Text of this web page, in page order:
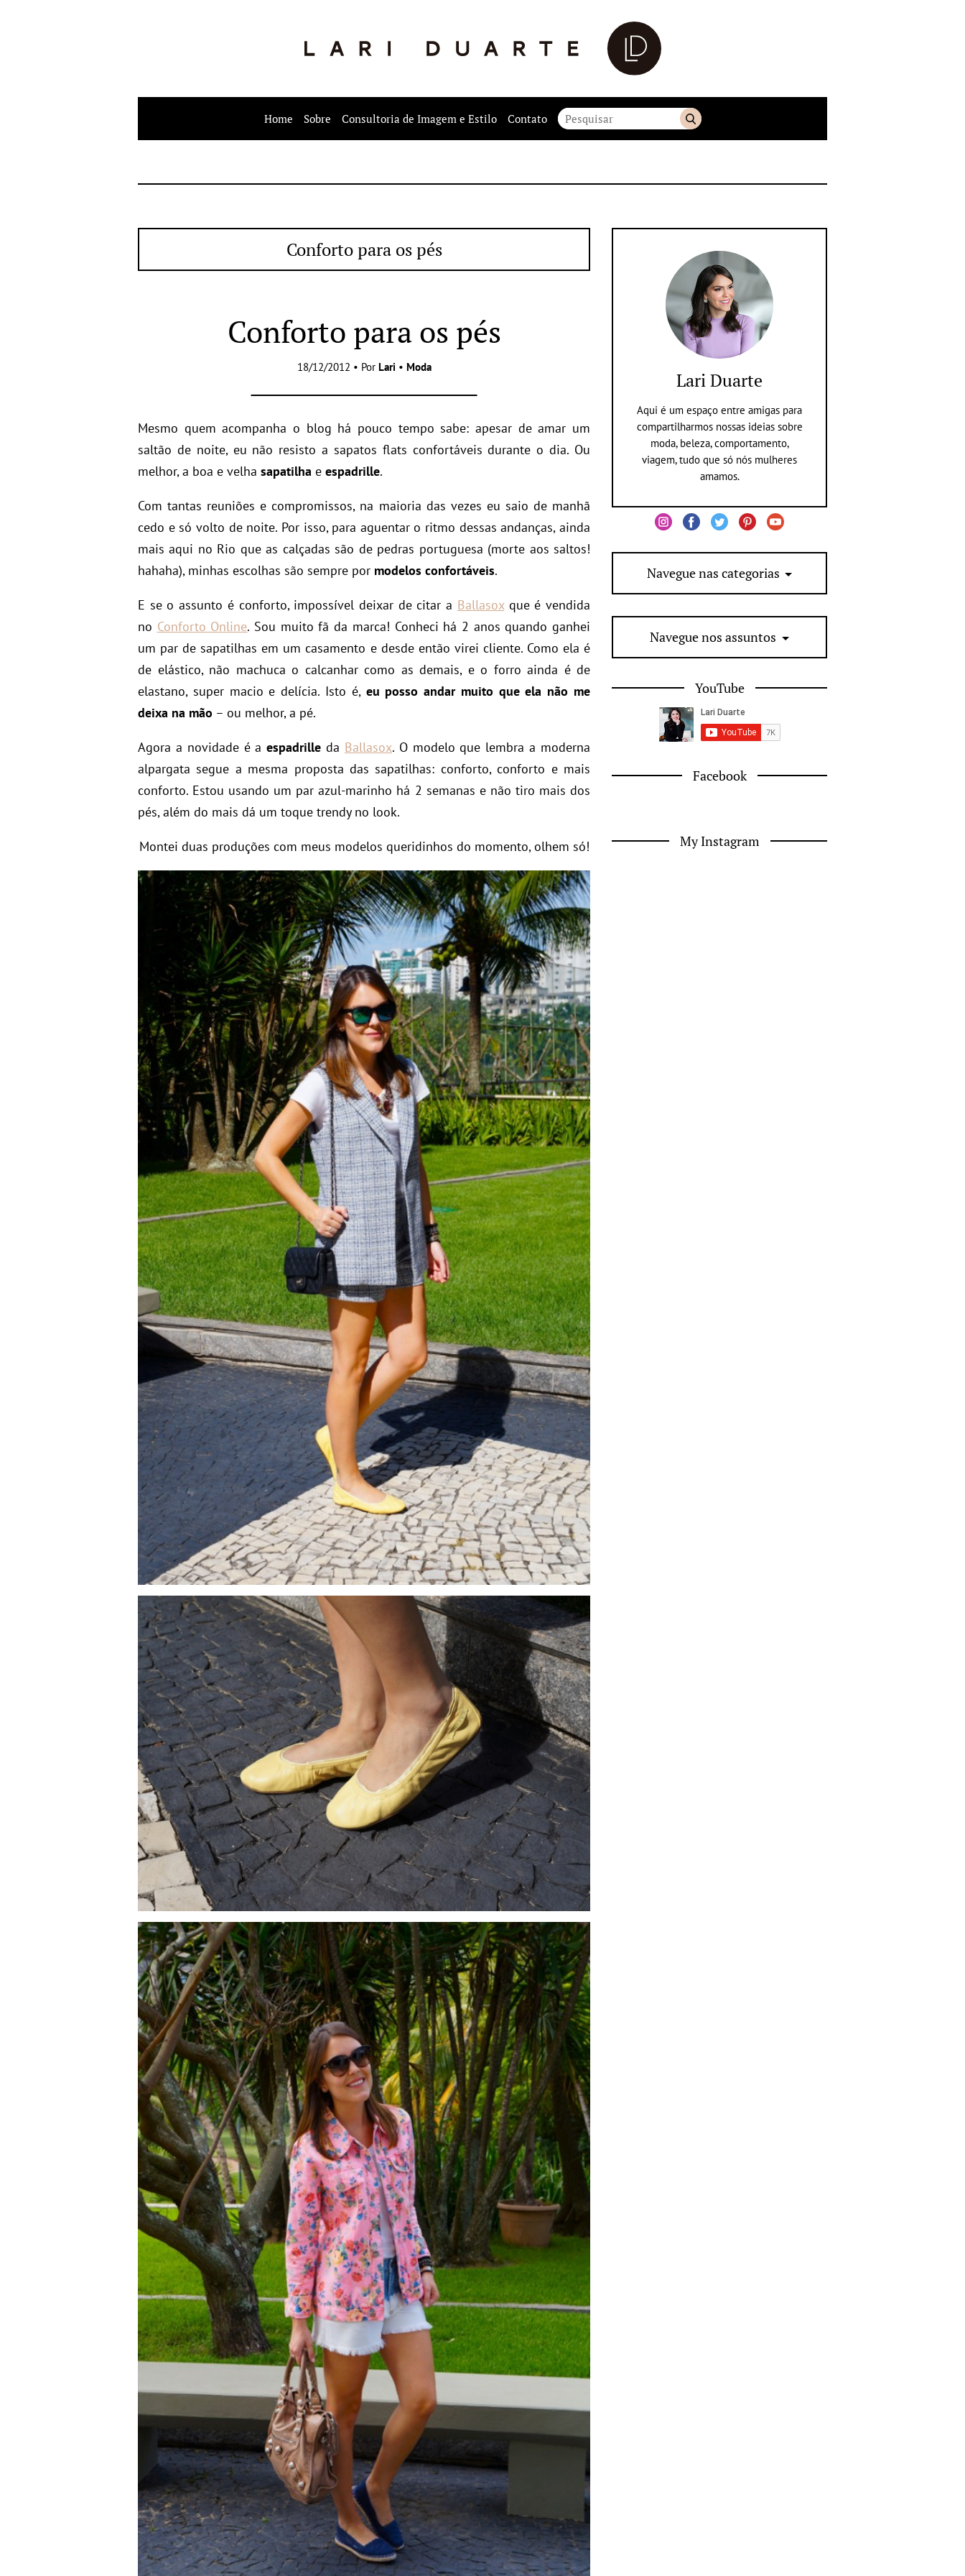
Home Sobre Consultoria de Imagem e Estilo Contato
Conforto para os pés
Conforto para os pés
18/12/2012 • Por Lari • Moda
Mesmo quem acompanha o blog há pouco tempo sabe: apesar de amar um
saltão de noite, eu não resisto a sapatos flats confortáveis durante o dia. Ou
melhor, a boa e velha sapatilha e espadrille.
Com tantas reuniões e compromissos, na maioria das vezes eu saio de manhã
cedo e só volto de noite. Por isso, para aguentar o ritmo dessas andanças, ainda
mais aqui no Rio que as calçadas são de pedras portuguesa (morte aos saltos!
hahaha), minhas escolhas são sempre por modelos confortáveis.
E se o assunto é conforto, impossível deixar de citar a Ballasoxque é vendida
no Conforto Online. Sou muito fã da marca! Conheci há 2 anos quando ganhei
um par de sapatilhas em um casamento e desde então virei cliente. Como ela é
de elástico, não machuca o calcanhar como as demais, e o forro ainda é de
elastano, super macio e delícia. Isto é, eu posso andar muito que ela não me
deixa na mão – ou melhor, a pé.
Agora a novidade é aespadrille da Ballasox. O modelo que lembra a moderna
alpargata segue a mesma proposta das sapatilhas: conforto, conforto e mais
conforto. Estou usando um par azul-marinho há 2 semanas e não tiro mais dos
pés, além do mais dá um toque trendy no look.
Montei duas produções com meus modelos queridinhos do momento, olhem só!
Lari Duarte
Aqui é um espaço entre amigas para
compartilharmos nossas ideias sobre
moda, beleza, comportamento,
viagem, tudo que só nós mulheres
amamos.
Navegue nas categorias
Navegue nos assuntos
YouTube
Facebook
My Instagram